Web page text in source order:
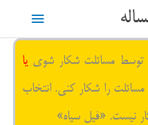
فهرست
توسط مسائلت شکار شوی یا
را شکار کنی. انتخاب
نیست. «فیل سیاه»